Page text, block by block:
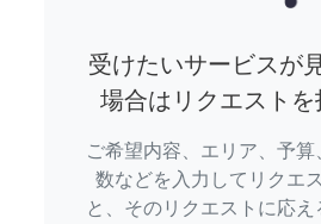
受けたいサービスが
場合はリクエストを
ご希望内容、エリア、予
数などを入力してリクエ
と、そのリクエストに応え